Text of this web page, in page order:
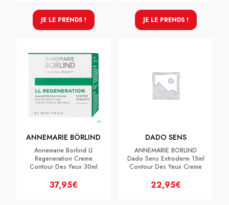
JE LE PRENDS ! JE LE PRENDS !
ANNEMARIE BÖRLIND
Annemarie Borlind Ll
Regeneration Creme
Contour Des Yeux 30ml
37,95€
DADO SENS
ANNEMARIE BORLIND
Dado Sens Extroderm 15ml
Contour Des Yeux Creme
22,95€